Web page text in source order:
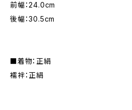
前幅：24.0cm
後幅：30.5cm
■着物：正絹
襦袢：正絹